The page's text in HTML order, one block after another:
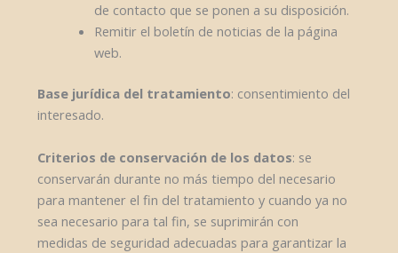
de contacto que se ponen a su disposición.
Remitir el boletín de noticias de la página
web.
Base jurídica del tratamiento: consentimiento del
interesado.
Criterios de conservación de los datos: se
conservarán durante no más tiempo del necesario
para mantener el fin del tratamiento y cuando ya no
sea necesario para tal fin, se suprimirán con
medidas de seguridad adecuadas para garantizar la